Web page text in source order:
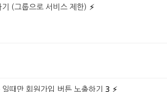
(그룹으로 서비스 제한)
때만 회원가입 버튼 노출하기 3